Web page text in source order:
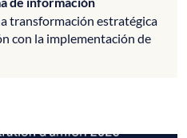
transformación estratégica
con la implementación de